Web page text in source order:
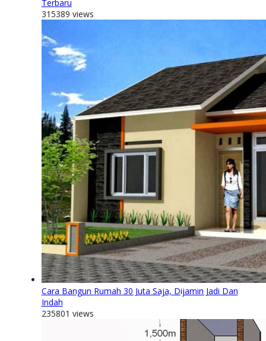
Terbaru
315389 views
Cara Bangun Rumah 30 Juta Saja, Dijamin Jadi Dan
Indah
235801 views